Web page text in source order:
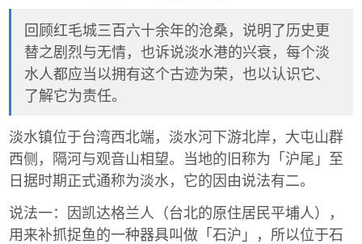
回顾红毛城三百六十余年的沧桑，说明了历史更
替之剧烈与无情，也诉说淡水港的兴衰，每个淡
水人都应当以拥有这个古迹为荣，也以认识它、
了解它为责任。
淡水镇位于台湾西北端，淡水河下游北岸，大屯山群
西侧，隔河与观音山相望。当地的旧称为「沪尾」至
日据时期正式通称为淡水，它的因由说法有二。
说法一：因凯达格兰人（台北的原住居民平埔人），
用来补抓捉鱼的一种器具叫做「石沪」，所以位于石